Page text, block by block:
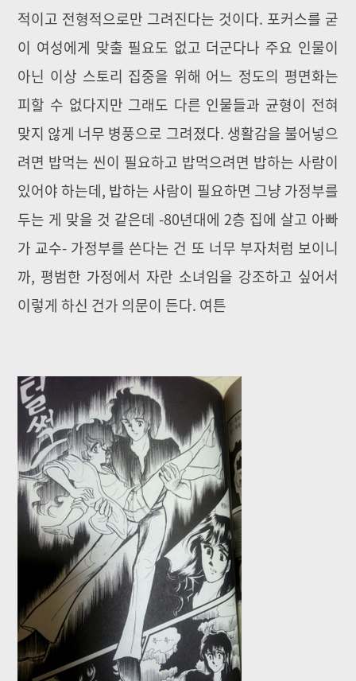
적이고 전형적으로만 그려진다는 것이다. 포커스를 굳
이 여성에게 맞출 필요도 없고 더군다나 주요 인물이
아닌 이상 스토리 집중을 위해 어느 정도의 평면화는
피할 수 없다지만 그래도 다른 인물들과 균형이 전혀
맞지 않게 너무 병풍으로 그려졌다. 생활감을 불어넣으
려면 밥먹는 씬이 필요하고 밥먹으려면 밥하는 사람이
있어야 하는데, 밥하는 사람이 필요하면 그냥 가정부를
두는 게 맞을 것 같은데 -80년대에 2층 집에 살고 아빠
가 교수- 가정부를 쓴다는 건 또 너무 부자처럼 보이니
까, 평범한 가정에서 자란 소녀임을 강조하고 싶어서
이렇게 하신 건가 의문이 든다. 여튼